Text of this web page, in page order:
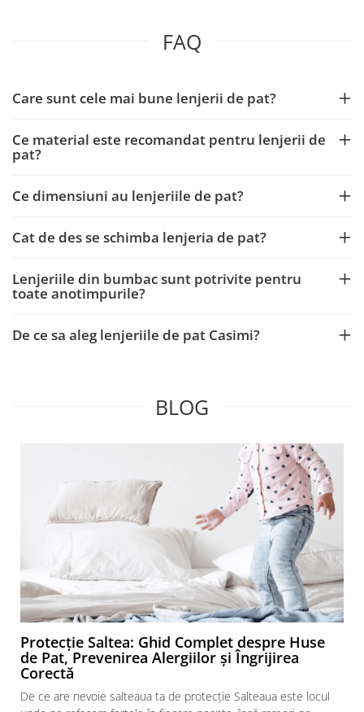
FAQ
Care sunt cele mai bune lenjerii de pat?
Ce material este recomandat pentru lenjerii de
pat?
Ce dimensiuni au lenjeriile de pat?
Cat de des se schimba lenjeria de pat?
Lenjeriile din bumbac sunt potrivite pentru
toate anotimpurile?
De ce sa aleg lenjeriile de pat Casimi?
BLOG
Protecție Saltea: Ghid Complet despre Huse
de Pat, Prevenirea Alergiilor și Îngrijirea
Corectă
De ce are nevoie salteaua ta de protecție Salteaua este locul